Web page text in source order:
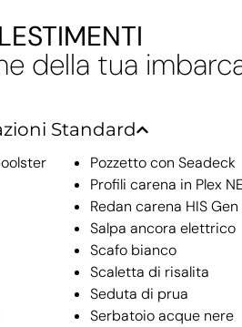
della tua
Standard
Pozzetto con Seadeck
Profili carena in Plex
Redan carena HIS Gen
Salpa ancora elettrico
Scafo bianco
Scaletta di risalita
Seduta di prua
Serbatoio acque nere